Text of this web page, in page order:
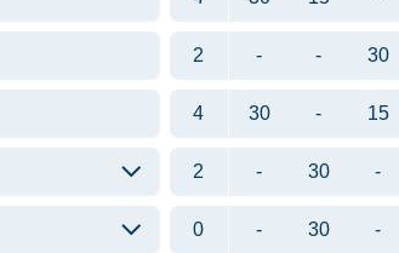
2 - - 30
4 30 - 15
2 - 30 -
0 - 30 -